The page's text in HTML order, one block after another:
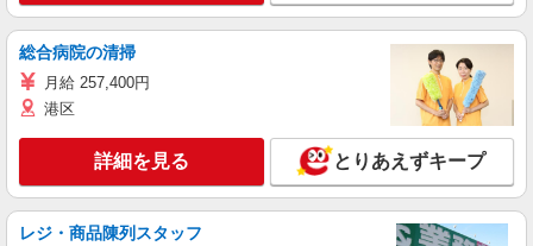
総合病院の清掃
月給 257,400円
港区
詳細を見る とりあえずキープ
レジ・商品陳列スタッフ